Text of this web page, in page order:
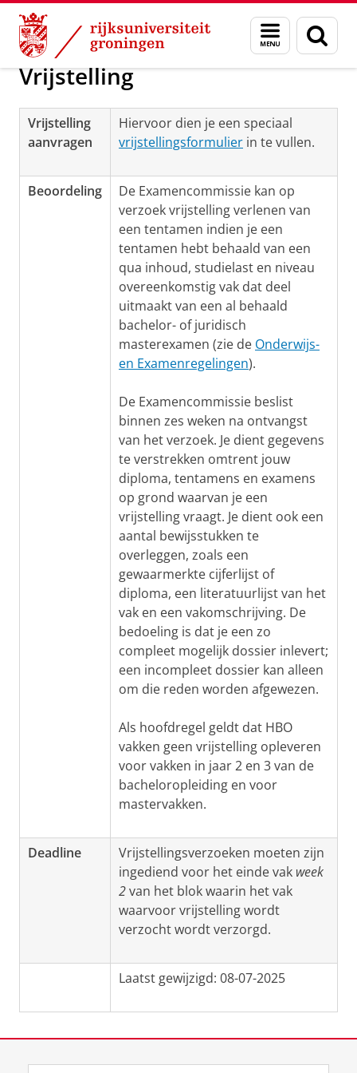
Skip
Content
Skip
Navigation
Menu
en
zoeken
Over ons Aanvragen en regelen
Vrijstelling
Vrijstelling
aanvragen
Hiervoor dien je een speciaal
vrijstellingsformulier in te vullen.
Beoordeling
De Examencommissie kan op
verzoek vrijstelling verlenen van
een tentamen indien je een
tentamen hebt behaald van een
qua inhoud, studielast en niveau
overeenkomstig vak dat deel
uitmaakt van een al behaald
bachelor- of juridisch
masterexamen (zie de Onderwijs-
en Examenregelingen).
De Examencommissie beslist
binnen zes weken na ontvangst
van het verzoek. Je dient gegevens
te verstrekken omtrent jouw
diploma, tentamens en examens
op grond waarvan je een
vrijstelling vraagt. Je dient ook een
aantal bewijsstukken te
overleggen, zoals een
gewaarmerkte cijferlijst of
diploma, een literatuurlijst van het
vak en een vakomschrijving. De
bedoeling is dat je een zo
compleet mogelijk dossier inlevert;
een incompleet dossier kan alleen
om die reden worden afgewezen.
Als hoofdregel geldt dat HBO
vakken geen vrijstelling opleveren
voor vakken in jaar 2 en 3 van de
bacheloropleiding en voor
mastervakken.
Deadline
Vrijstellingsverzoeken moeten zijn
ingediend voor het einde vak week
2van het blok waarin het vak
waarvoor vrijstelling wordt
verzocht wordt verzorgd.
Laatst gewijzigd: 08-07-2025